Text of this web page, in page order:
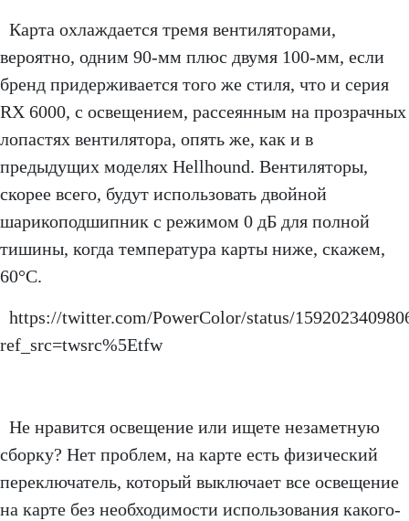
Карта охлаждается тремя вентиляторами,
вероятно, одним 90-мм плюс двумя 100-мм, если
бренд придерживается того же стиля, что и серия
RX 6000, с освещением, рассеянным на прозрачных
лопастях вентилятора, опять же, как и в
предыдущих моделях Hellhound. Вентиляторы,
скорее всего, будут использовать двойной
шарикоподшипник с режимом 0 дБ для полной
тишины, когда температура карты ниже, скажем,
60°C.
https://twitter.com/PowerColor/status/
ref_src=twsrc%5Etfw
Не нравится освещение или ищете незаметную
сборку? Нет проблем, на карте есть физический
переключатель, который выключает все освещение
на карте без необходимости использования какого-